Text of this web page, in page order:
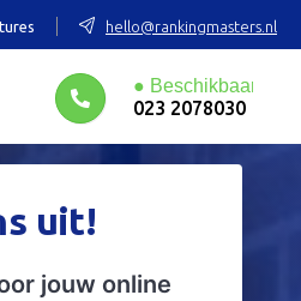
hello@rankingmasters.nl
023 2078030
uit!
jouw online